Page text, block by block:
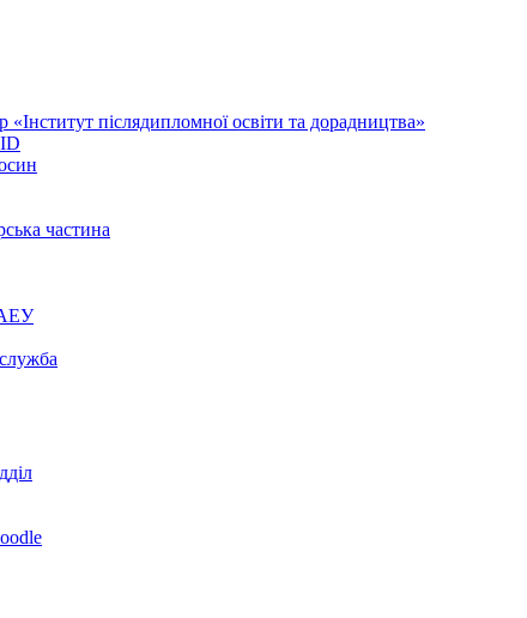
післядипломної освіти та дорадництва»
частина